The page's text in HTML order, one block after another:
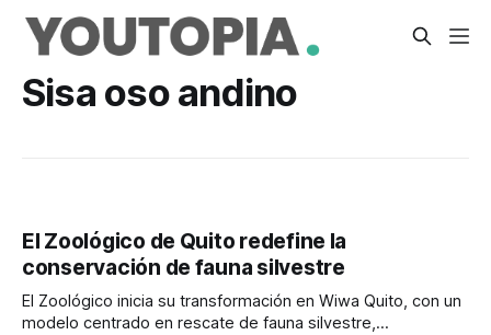
Sisa oso andino
El Zoológico de Quito redefine la
conservación de fauna silvestre
El Zoológico inicia su transformación en Wiwa Quito, con un
modelo centrado en rescate de fauna silvestre,